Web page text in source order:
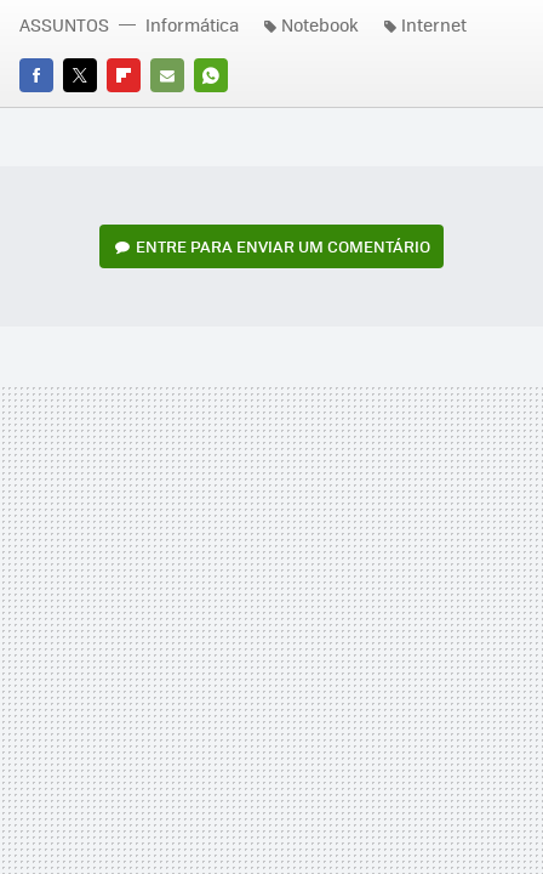
FACEBOOK
TWITTERFLIPBOARD
E-
WHATSAPP
ASSUNTOS Informática Notebook Internet
ENTRE PARA ENVIAR UM COMENTÁRIO